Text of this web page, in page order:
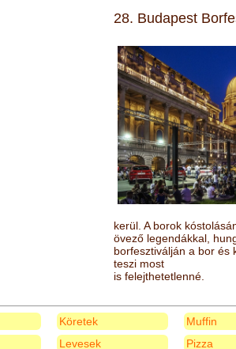
28. Budapest
kerül. A borok
övező legendákkal,
borfesztiválján a bor és
teszi most
is felejthetetlenné.
Köretek
Levesek
Muffin
Pizza